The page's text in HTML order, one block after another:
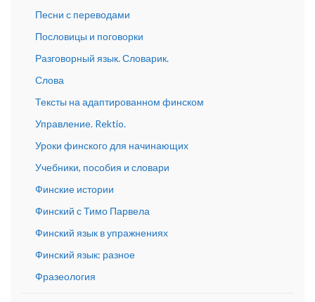
Песни с переводами
Пословицы и поговорки
Разговорный язык. Словарик.
Слова
Тексты на адаптированном финском
Управление. Rektio.
Уроки финского для начинающих
Учебники, пособия и словари
Финские истории
Финский с Тимо Парвела
Финский язык в упражнениях
Финский язык: разное
Фразеология